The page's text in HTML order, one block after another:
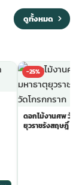
ดูทั้งหมด
-25%
ดอกไม้งานศพ วัดม
ยุวราชรังสฤษฎิ์